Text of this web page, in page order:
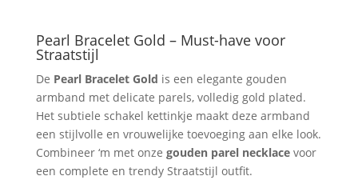
Subtiel
Sieraad
aantal
Pearl Bracelet Gold – Must-have voor
Straatstijl
De Pearl Bracelet Gold is een elegante gouden
armband met delicate parels, volledig gold plated.
Het subtiele schakel kettinkje maakt deze armband
een stijlvolle en vrouwelijke toevoeging aan elke look.
Combineer ‘m met onze gouden parel necklacevoor
een complete en trendy Straatstijl outfit.